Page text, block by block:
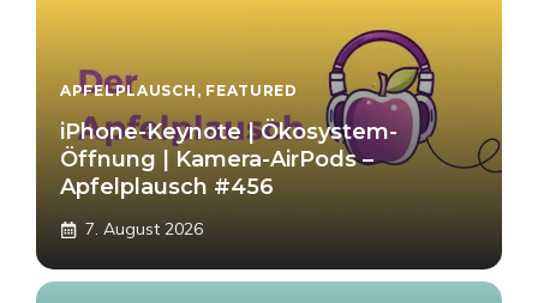
APFELPLAUSCH , FEATURED
iPhone-Keynote | Ökosystem-
Öffnung | Kamera-AirPods –
Apfelplausch #456
7. August 2026